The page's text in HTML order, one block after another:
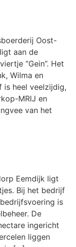
Oost-
aan de
‘’Gein’’. Het
Wilma en
heel veelzijdig,
MRIJ en
van het
Eemdijk ligt
Bij het bedrijf
is
De
ingericht
liggen